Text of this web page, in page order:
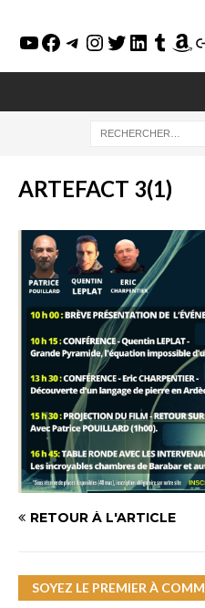
ARTEFACT 3(1)
RETOUR À L'ARTICLE
SOYEZ LE PREMIER À